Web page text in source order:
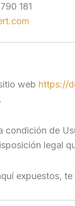
181
web https://
.
condición de
legal
expuestos,